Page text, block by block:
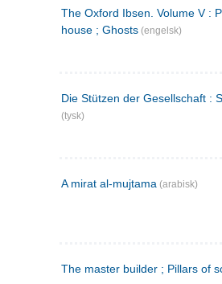
The Oxford Ibsen. Volume V :
house ; Ghosts (engelsk)
Die Stützen der Gesellschaft :
(tysk)
A mirat al-mujtama (arabisk)
The master builder ; Pillars of